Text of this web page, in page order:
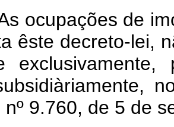
ocupações de
êste decreto-lei,
nº 9.760, de 5 de